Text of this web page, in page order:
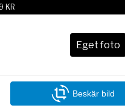
KR
Eget foto
Beskär bild